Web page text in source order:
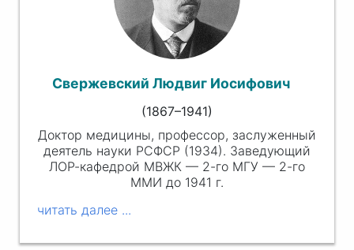
Свержевский Людвиг Иосифович
(1867–1941)
Доктор медицины, профессор, заслуженный
деятель науки РСФСР (1934). Заведующий
ЛОР-кафедрой МВЖК — 2-го МГУ — 2-го
ММИ до 1941 г.